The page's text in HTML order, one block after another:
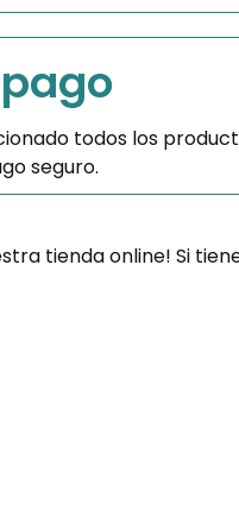
todos los
seguro.
tienda online! Si